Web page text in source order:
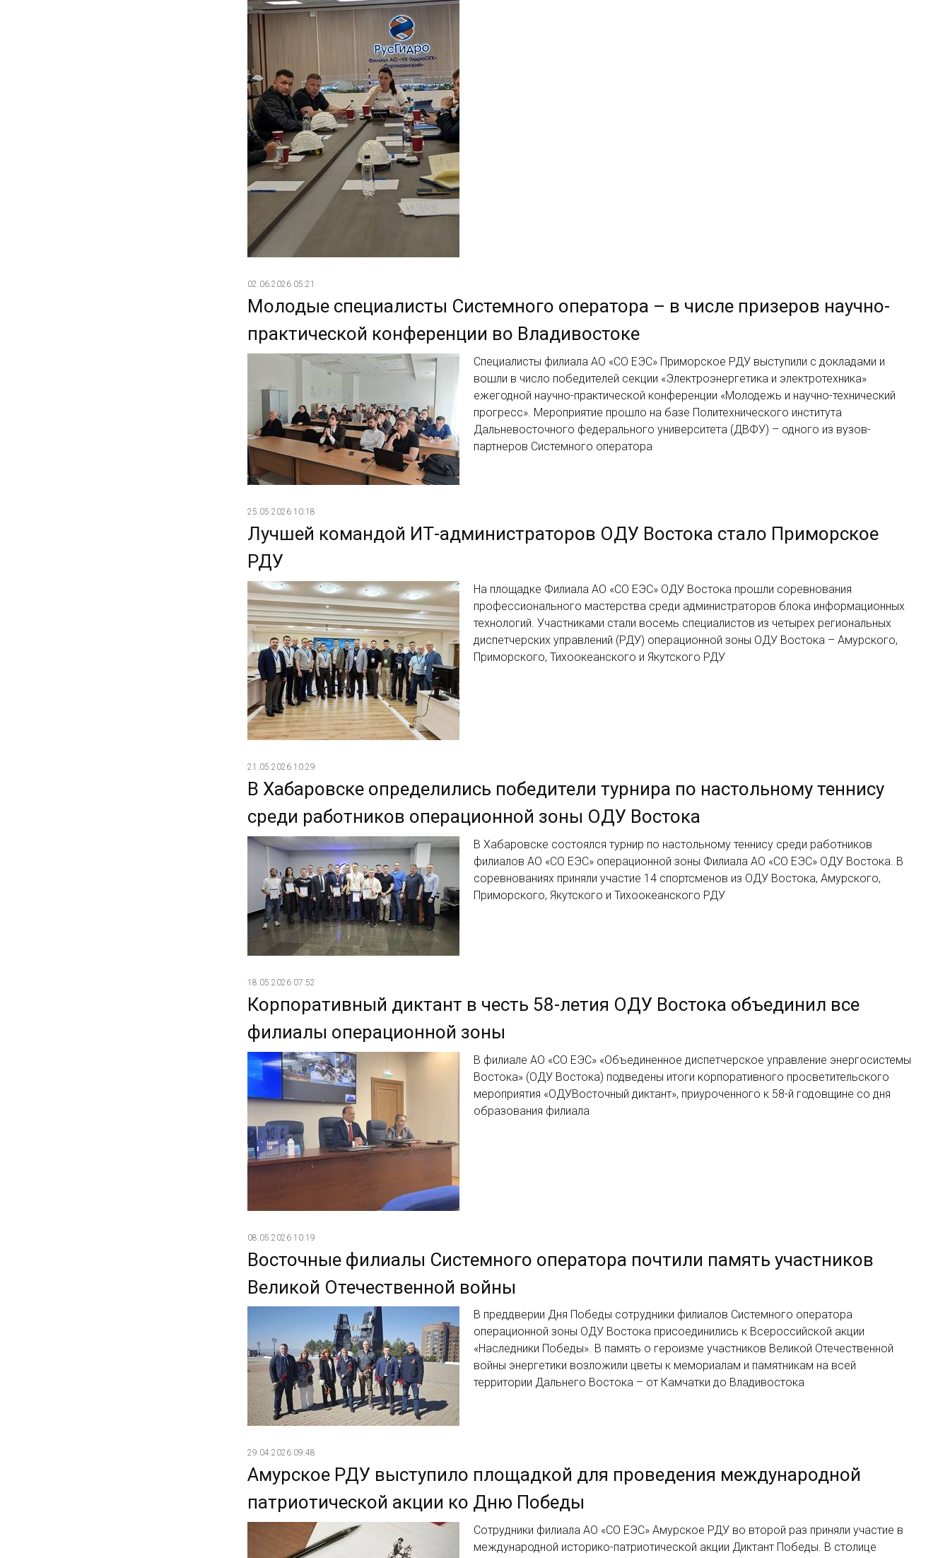
02.06.2026 05:21
Молодые специалисты Системного оператора – в числе призеров научно-
практической конференции во Владивостоке
Специалисты филиала АО «СО ЕЭС» Приморское РДУ выступили с докладами и
вошли в число победителей секции «Электроэнергетика и электротехника»
ежегодной научно-практической конференции «Молодежь и научно-технический
прогресс». Мероприятие прошло на базе Политехнического института
Дальневосточного федерального университета (ДВФУ) – одного из вузов-
партнеров Системного оператора
25.05.2026 10:18
Лучшей командой ИТ-администраторов ОДУ Востока стало Приморское
РДУ
На площадке Филиала АО «СО ЕЭС» ОДУ Востока прошли соревнования
профессионального мастерства среди администраторов блока информационных
технологий. Участниками стали восемь специалистов из четырех региональных
диспетчерских управлений (РДУ) операционной зоны ОДУ Востока – Амурского,
Приморского, Тихоокеанского и Якутского РДУ
21.05.2026 10:29
В Хабаровске определились победители турнира по настольному теннису
среди работников операционной зоны ОДУ Востока
В Хабаровске состоялся турнир по настольному теннису среди работников
филиалов АО «СО ЕЭС» операционной зоны Филиала АО «СО ЕЭС» ОДУ Востока. В
соревнованиях приняли участие 14 спортсменов из ОДУ Востока, Амурского,
Приморского, Якутского и Тихоокеанского РДУ
18.05.2026 07:52
Корпоративный диктант в честь 58-летия ОДУ Востока объединил все
филиалы операционной зоны
В филиале АО «СО ЕЭС» «Объединенное диспетчерское управление энергосистемы
Востока» (ОДУ Востока) подведены итоги корпоративного просветительского
мероприятия «ОДУВосточный диктант», приуроченного к 58-й годовщине со дня
образования филиала
08.05.2026 10:19
Восточные филиалы Системного оператора почтили память участников
Великой Отечественной войны
В преддверии Дня Победы сотрудники филиалов Системного оператора
операционной зоны ОДУ Востока присоединились к Всероссийской акции
«Наследники Победы». В память о героизме участников Великой Отечественной
войны энергетики возложили цветы к мемориалам и памятникам на всей
территории Дальнего Востока – от Камчатки до Владивостока
29.04.2026 09:48
Амурское РДУ выступило площадкой для проведения международной
патриотической акции ко Дню Победы
Сотрудники филиала АО «СО ЕЭС» Амурское РДУ во второй раз приняли участие в
международной историко-патриотической акции Диктант Победы. В столице